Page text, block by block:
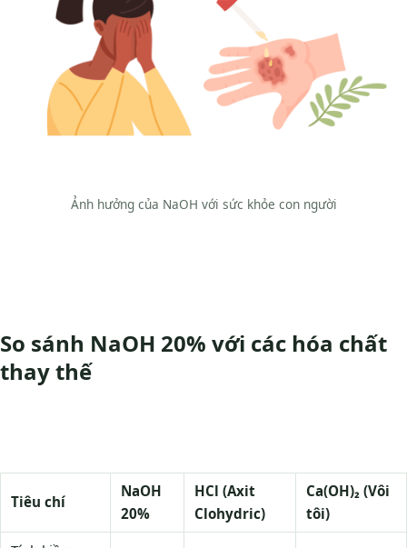
Ảnh hưởng của NaOH với sức khỏe con người
So sánh NaOH 20% với các hóa chất
thay thế
Tiêu chí
NaOH
20%
HCl (Axit
Clohydric)
Ca(OH)₂ (Vôi
tôi)